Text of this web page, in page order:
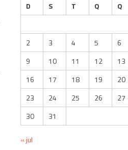
D
S T Q Q
2
3 4 5 6
9
10 11 12 13
16
17 18 19 20
23
24 25 26 27
30
31
« jul